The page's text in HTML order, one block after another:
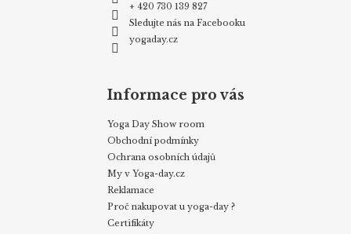
+ 420 730 139 827
Sledujte nás na Facebooku
yogaday.cz
Informace pro vás
Yoga Day Show room
Obchodní podmínky
Ochrana osobních údajů
My v Yoga-day.cz
Reklamace
Proč nakupovat u yoga-day ?
Certifikáty